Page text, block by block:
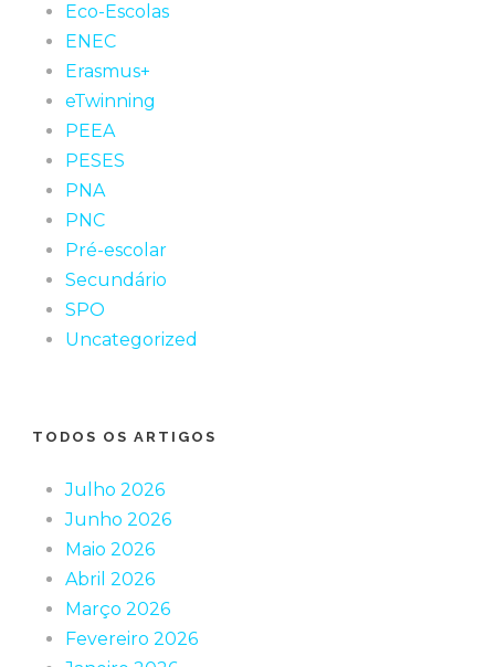
Eco-Escolas
ENEC
Erasmus+
eTwinning
PEEA
PESES
PNA
PNC
Pré-escolar
Secundário
SPO
Uncategorized
TODOS OS ARTIGOS
Julho 2026
Junho 2026
Maio 2026
Abril 2026
Março 2026
Fevereiro 2026